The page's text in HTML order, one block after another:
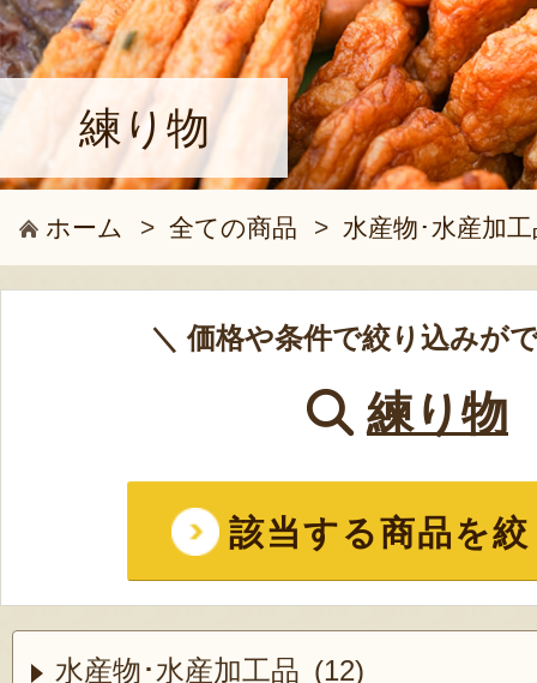
練り物
ホーム > 全ての商品 > 水産物･水産加
＼ 価格や条件で絞り込みが
練り物
該当する商品を
水産物･水産加工品 (12)